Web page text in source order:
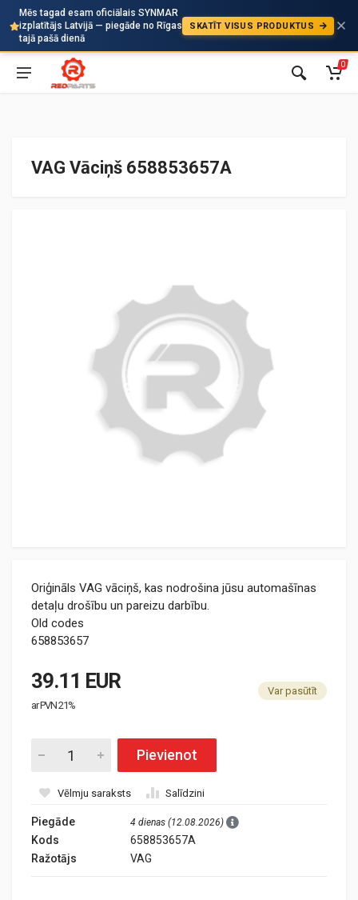
Mēs tagad esam oficiālais SYNMAR
izplatītājs Latvijā — piegāde no Rīgas
tajā pašā dienā
SKATĪT VISUS PRODUKTUS
Auto
0
VAG Vāciņš 658853657A
Oriģināls VAG vāciņš, kas nodrošina jūsu automašīnas
detaļu drošību un pareizu darbību.
Old codes
658853657
39.11 EUR
ar PVN 21%
Var pasūtīt
Pievienot
Vēlmju saraksts Salīdzini
Piegāde 4 dienas (12.08.2026)
Kods
658853657A
Ražotājs
VAG